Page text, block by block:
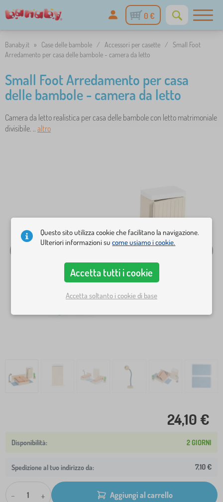
0 €
Banaby.it » Case delle bambole / Accessori per casette / Small Foot
Arredamento per casa delle bambole - camera da letto
Small Foot Arredamento per casa
delle bambole - camera da letto
Camera da letto realistica per casa delle bambole con letto matrimoniale
divisibile. .. altro
24,10 €
2 GIORNI
Spedizione al tuo indirizzo da: 7,10 €
- + Aggiungi al carrello
Questo sito utilizza cookie che facilitano la navigazione.
Ulteriori informazioni sucome usiamo i cookie.
Accetta tutti i cookie
Accetta soltanto i cookie di base